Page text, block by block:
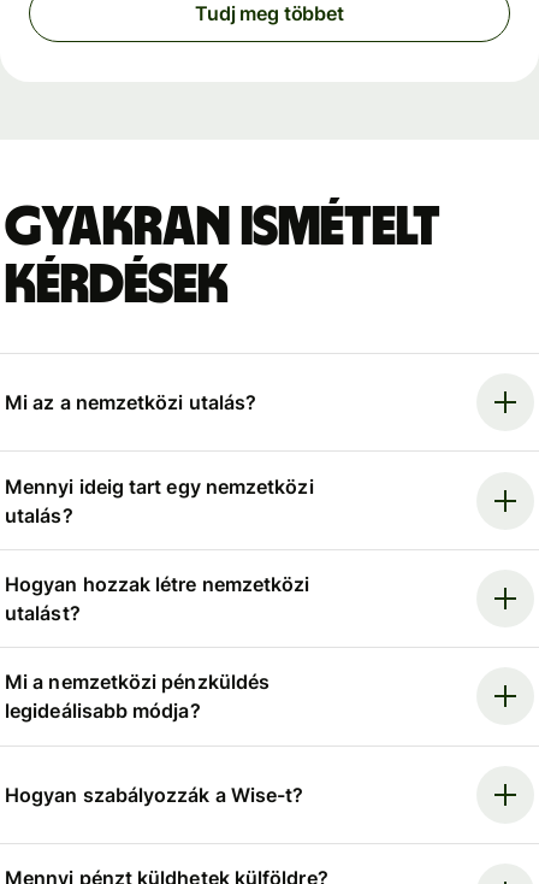
Tudj meg többet
Gyakran ismételt
kérdések
Mi az a nemzetközi utalás?
Mennyi ideig tart egy nemzetközi
utalás?
Hogyan hozzak létre nemzetközi
utalást?
Mi a nemzetközi pénzküldés
legideálisabb módja?
Hogyan szabályozzák a Wise-t?
Mennyi pénzt küldhetek külföldre?